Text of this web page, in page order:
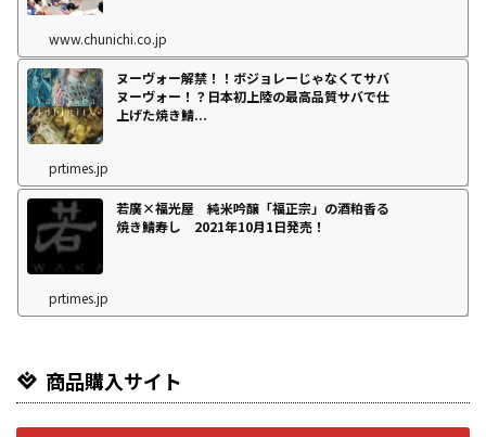
www.chunichi.co.jp
ヌーヴォー解禁！！ボジョレーじゃなくてサバ
ヌーヴォー！？日本初上陸の最高品質サバで仕
上げた焼き鯖...
prtimes.jp
若廣×福光屋 純米吟醸「福正宗」の酒粕香る
焼き鯖寿し 2021年10月1日発売！
prtimes.jp
商品購入サイト